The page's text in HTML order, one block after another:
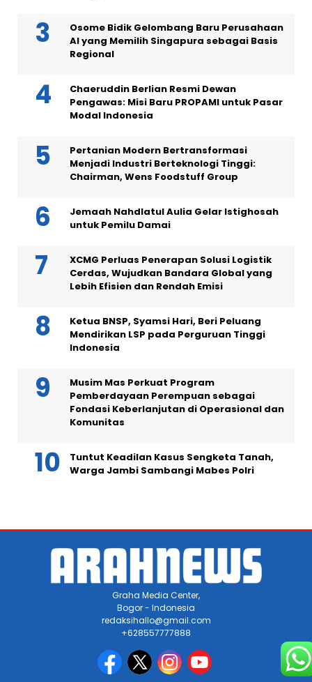
Osome Bidik Gelombang Baru Perusahaan
AI yang Memilih Singapura sebagai Basis
Regional
Chaeruddin Berlian Resmi Dewan
Pengawas: Misi Baru PROPAMI untuk Pasar
Modal Indonesia
Pertanian Modern Bertransformasi
Menjadi Industri Berteknologi Tinggi:
Chairman, Wens Foodstuff Group
Jemaah Nahdlatul Aulia Gelar Istighosah
untuk Pemilu Damai
XCMG Perluas Penerapan Solusi Logistik
Cerdas, Wujudkan Bandara Global yang
Lebih Efisien dan Rendah Emisi
Ketua BNSP, Syamsi Hari, Beri Peluang
Mendirikan LSP pada Perguruan Tinggi
Indonesia
Musim Mas Perkuat Program
Pemberdayaan Perempuan sebagai
Fondasi Keberlanjutan di Operasional dan
Komunitas
Tuntut Keadilan Kasus Sengketa Tanah,
Warga Jambi Sambangi Mabes Polri
Graha Media Center,
Bogor - Indonesia
redaksihallo@gmail.com
+628557777888